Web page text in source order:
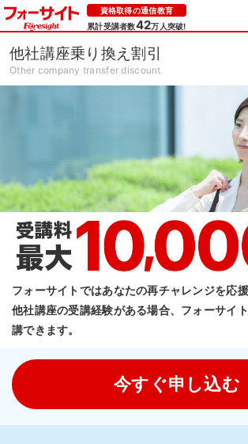
資格取得の通信教育
累計受講者数42万人突破!
他社講座乗り換え割引
Other company transfer discount
フォーサイトではあなたの再チャレンジを応
他社講座の受講経験がある場合、 フォーサイ
講できます。
今すぐ申し込む